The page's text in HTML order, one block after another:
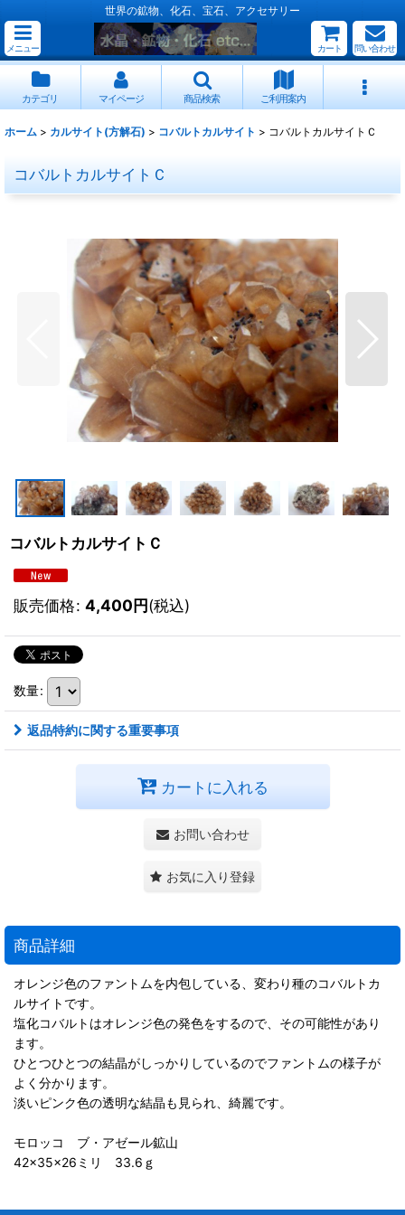
世界の鉱物、化石、宝石、アクセサリー
メニュー カート 問い合わせ
カテゴリ マイページ 商品検索 ご利用案内
ホーム > カルサイト(方解石) > コバルトカルサイト > コバルトカルサイトＣ
コバルトカルサイトＣ
コバルトカルサイトＣ
販売価格: 4,400円(税込)
数量:
返品特約に関する重要事項
カートに入れる
お問い合わせ
お気に入り登録
商品詳細
オレンジ色のファントムを内包している、変わり種のコバルトカ
ルサイトです。
塩化コバルトはオレンジ色の発色をするので、その可能性があり
ます。
ひとつひとつの結晶がしっかりしているのでファントムの様子が
よく分かります。
淡いピンク色の透明な結晶も見られ、綺麗です。
モロッコ ブ・アゼール鉱山
42×35×26ミリ 33.6ｇ